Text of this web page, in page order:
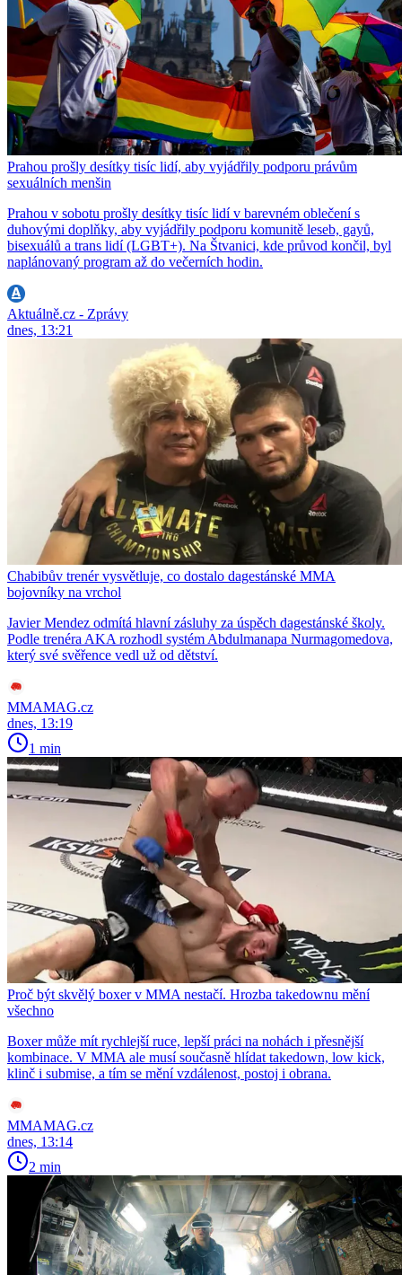
Prahou prošly desítky tisíc lidí, aby vyjádřily podporu právům
sexuálních menšin
Prahou v sobotu prošly desítky tisíc lidí v barevném oblečení s
duhovými doplňky, aby vyjádřily podporu komunitě leseb, gayů,
bisexuálů a trans lidí (LGBT+). Na Štvanici, kde průvod končil, byl
naplánovaný program až do večerních hodin.
Aktuálně.cz - Zprávy
dnes, 13:21
Chabibův trenér vysvětluje, co dostalo dagestánské MMA
bojovníky na vrchol
Javier Mendez odmítá hlavní zásluhy za úspěch dagestánské školy.
Podle trenéra AKA rozhodl systém Abdulmanapa Nurmagomedova,
který své svěřence vedl už od dětství.
MMAMAG.cz
dnes, 13:19
1 min
Proč být skvělý boxer v MMA nestačí. Hrozba takedownu mění
všechno
Boxer může mít rychlejší ruce, lepší práci na nohách i přesnější
kombinace. V MMA ale musí současně hlídat takedown, low kick,
klinč i submise, a tím se mění vzdálenost, postoj i obrana.
MMAMAG.cz
dnes, 13:14
2 min